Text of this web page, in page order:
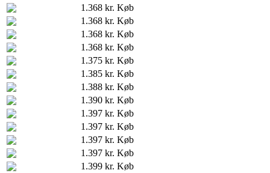
1.368 kr. Køb
1.368 kr. Køb
1.368 kr. Køb
1.368 kr. Køb
1.375 kr. Køb
1.385 kr. Køb
1.388 kr. Køb
1.390 kr. Køb
1.397 kr. Køb
1.397 kr. Køb
1.397 kr. Køb
1.397 kr. Køb
1.399 kr. Køb